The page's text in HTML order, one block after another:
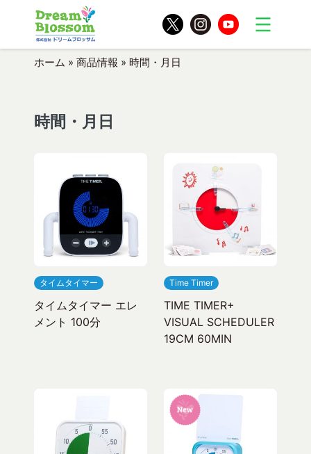
ホーム » 商品情報 » 時間・月日
時間・月日
タイムタイマー
タイムタイマー エレ
メント 100分
Time Timer
TIME TIMER+
VISUAL SCHEDULER
19CM 60MIN